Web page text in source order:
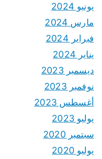
يونيو 2024
مارس 2024
فبراير 2024
يناير 2024
ديسمبر 2023
نوفمبر 2023
أغسطس 2023
يوليو 2023
سبتمبر 2020
يوليو 2020